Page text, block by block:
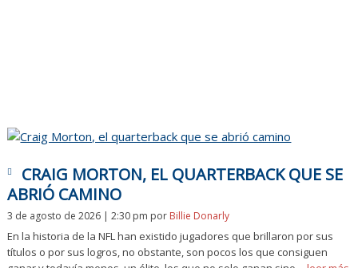
CRAIG MORTON, EL QUARTERBACK QUE SE
ABRIÓ CAMINO
3 de agosto de 2026 | 2:30 pm por Billie Donarly
En la historia de la NFL han existido jugadores que brillaron por sus
títulos o por sus logros, no obstante, son pocos los que consiguen